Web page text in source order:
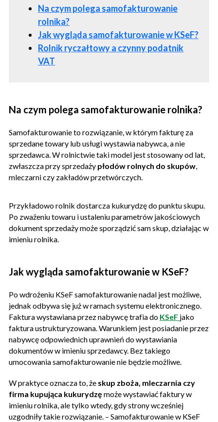
Na czym polega samofakturowanie
rolnika?
Jak wygląda samofakturowanie w KSeF?
Rolnik ryczałtowy a czynny podatnik
VAT
Na czym polega samofakturowanie rolnika?
Samofakturowanie to rozwiązanie, w którym fakturę za
sprzedane towary lub usługi wystawia nabywca, a nie
sprzedawca. W rolnictwie taki model jest stosowany od lat,
zwłaszcza przy sprzedaży płodów rolnych do skupów
mleczarni czy zakładów przetwórczych.
Przykładowo rolnik dostarcza kukurydzę do punktu skupu.
Po zważeniu towaru i ustaleniu parametrów jakościowych
dokument sprzedaży może sporządzić sam skup, działając w
imieniu rolnika.
Jak wygląda samofakturowanie w KSeF?
Po wdrożeniu KSeF samofakturowanie nadal jest możliwe,
jednak odbywa się już w ramach systemu elektronicznego.
Faktura wystawiana przez nabywcę trafia do KSeF jako
faktura ustrukturyzowana. Warunkiem jest posiadanie przez
nabywcę odpowiednich uprawnień do wystawiania
dokumentów w imieniu sprzedawcy. Bez takiego
umocowania samofakturowanie nie będzie możliwe.
W praktyce oznacza to, że skup zboża, mleczarnia czy
firma kupująca kukurydzę może wystawiać faktury w
imieniu rolnika, ale tylko wtedy, gdy strony wcześniej
uzgodniły takie rozwiązanie. – Samofakturowanie w KSeF